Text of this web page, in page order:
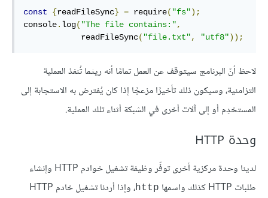
const {readFileSync} = require( "fs");
console. log( "The file contains:",
            readFileSync
( "file.txt", "utf8"));
لاحظ أنّ البرنامج سيتوقف عن العمل تمامًا أنه ريثما تُنفذ العملية
التزامنية، وسيكون ذلك تأخيرًا مزعجًا إذا كان يُفترض به الاستجابة إلى
المستخدِم أو إلى آلات أخرى في الشبكة أثناء تلك العملية.
وحدة HTTP
لدينا وحدة مركزية أخرى توفِّر وظيفة تشغيل خوادم HTTP وإنشاء
طلبات HTTP كذلك واسمها
http
، وإذا أردنا تشغيل خادم HTTP